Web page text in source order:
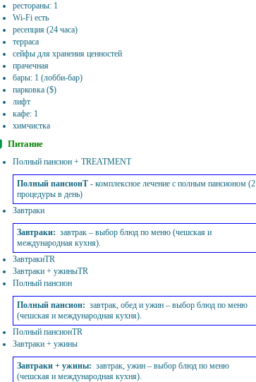
рестораны: 1
Wi-Fi есть
ресепция (24 часа)
терраса
сейфы для хранения ценностей
прачечная
бары: 1 (лобби-бар)
парковка ($)
лифт
кафе: 1
химчистка
Питание
Полный пансион + TREATMENT
Полный пансионT - комплексное лечение с полным пансионом (2
процедуры в день)
Завтраки
Завтраки: завтрак – выбор блюд по меню (чешская и
международная кухня).
ЗавтракиTR
Завтраки + ужиныTR
Полный пансион
Полный пансион: завтрак, обед и ужин – выбор блюд по меню
(чешская и международная кухня).
Полный пансионTR
Завтраки + ужины
Завтраки + ужины: завтрак, ужин – выбор блюд по меню
(чешская и международная кухня).